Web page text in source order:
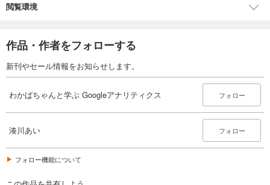
閲覧環境
作品・作者をフォローする
新刊やセール情報をお知らせします。
わかばちゃんと学ぶ Googleアナリティクス フォロー
湊川あい フォロー
フォロー機能について